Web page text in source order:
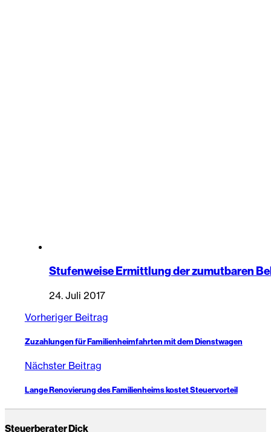
Stufenweise Ermittlung der zumutbaren
24. Juli 2017
Vorheriger Beitrag
Zuzahlungen für Familienheimfahrten mit dem Dienstwagen
Nächster Beitrag
Lange Renovierung des Familienheims kostet Steuervorteil
Steuerberater Dick